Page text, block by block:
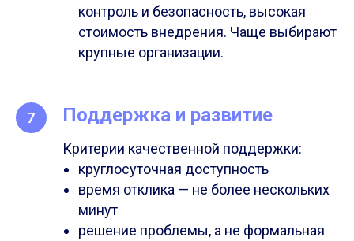
контроль и безопасность, высокая
стоимость внедрения. Чаще выбирают
крупные организации.
Поддержка и развитие
Критерии качественной поддержки:
круглосуточная доступность
время отклика — не более нескольких
минут
решение проблемы, а не формальная